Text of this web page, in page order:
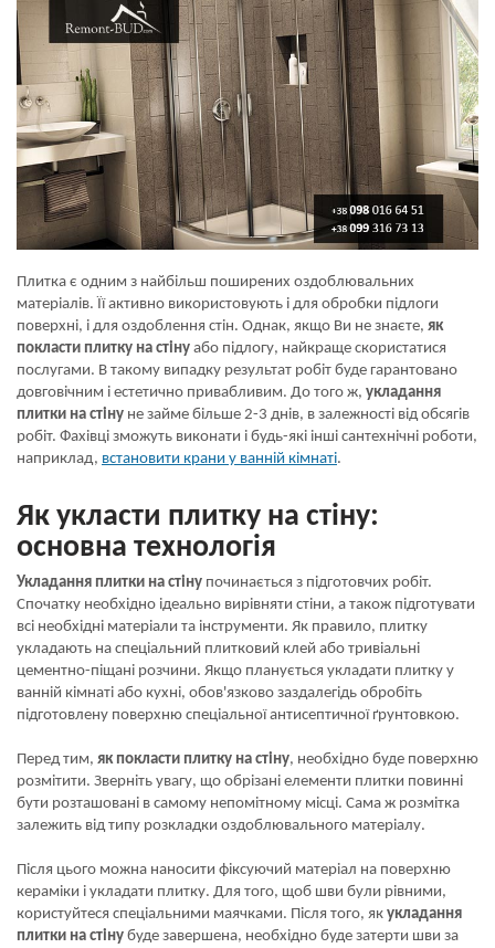
Плитка є одним з найбільш поширених оздоблювальних
матеріалів. Її активно використовують і для обробки підлоги
поверхні, і для оздоблення стін. Однак, якщо Ви не знаєте, як
покласти плитку на стіну або підлогу, найкраще скористатися
послугами. В такому випадку результат робіт буде гарантовано
довговічним і естетично привабливим. До того ж, укладання
плитки на стіну не займе більше 2-3 днів, в залежності від обсягів
робіт. Фахівці зможуть виконати і будь-які інші сантехнічні роботи,
наприклад, встановити крани у ванній кімнаті.
Як укласти плитку на стіну:
основна технологія
Укладання плитки на стіну починається з підготовчих робіт.
Спочатку необхідно ідеально вирівняти стіни, а також підготувати
всі необхідні матеріали та інструменти. Як правило, плитку
укладають на спеціальний плитковий клей або тривіальні
цементно-піщані розчини. Якщо планується укладати плитку у
ванній кімнаті або кухні, обов'язково заздалегідь обробіть
підготовлену поверхню спеціальної антисептичної ґрунтовкою.
Перед тим, як покласти плитку на стіну, необхідно буде поверхню
розмітити. Зверніть увагу, що обрізані елементи плитки повинні
бути розташовані в самому непомітному місці. Сама ж розмітка
залежить від типу розкладки оздоблювального матеріалу.
Після цього можна наносити фіксуючий матеріал на поверхню
кераміки і укладати плитку. Для того, щоб шви були рівними,
користуйтеся спеціальними маячками. Після того, як укладання
плитки на стіну буде завершена, необхідно буде затерти шви за